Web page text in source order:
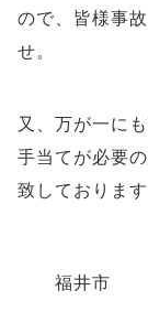
ので、皆様事
せ。
又、万が一に
手当てが必要
致しております
福井市 （